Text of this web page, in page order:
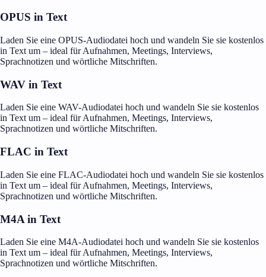
OPUS in Text
Laden Sie eine OPUS-Audiodatei hoch und wandeln Sie sie kostenlos
in Text um – ideal für Aufnahmen, Meetings, Interviews,
Sprachnotizen und wörtliche Mitschriften.
WAV in Text
Laden Sie eine WAV-Audiodatei hoch und wandeln Sie sie kostenlos
in Text um – ideal für Aufnahmen, Meetings, Interviews,
Sprachnotizen und wörtliche Mitschriften.
FLAC in Text
Laden Sie eine FLAC-Audiodatei hoch und wandeln Sie sie kostenlos
in Text um – ideal für Aufnahmen, Meetings, Interviews,
Sprachnotizen und wörtliche Mitschriften.
M4A in Text
Laden Sie eine M4A-Audiodatei hoch und wandeln Sie sie kostenlos
in Text um – ideal für Aufnahmen, Meetings, Interviews,
Sprachnotizen und wörtliche Mitschriften.